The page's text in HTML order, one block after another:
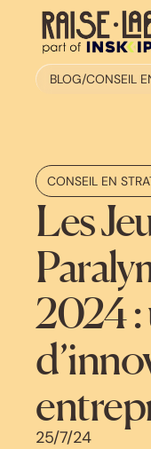
BLOG/CONSEIL
CONSEIL EN
Les
2024 :
25/7/24